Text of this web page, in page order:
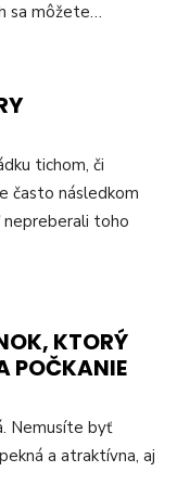
sa môžete…
tichom, či
často následkom
toho
KTORÝ
POČKANIE
Nemusíte byť
a atraktívna, aj